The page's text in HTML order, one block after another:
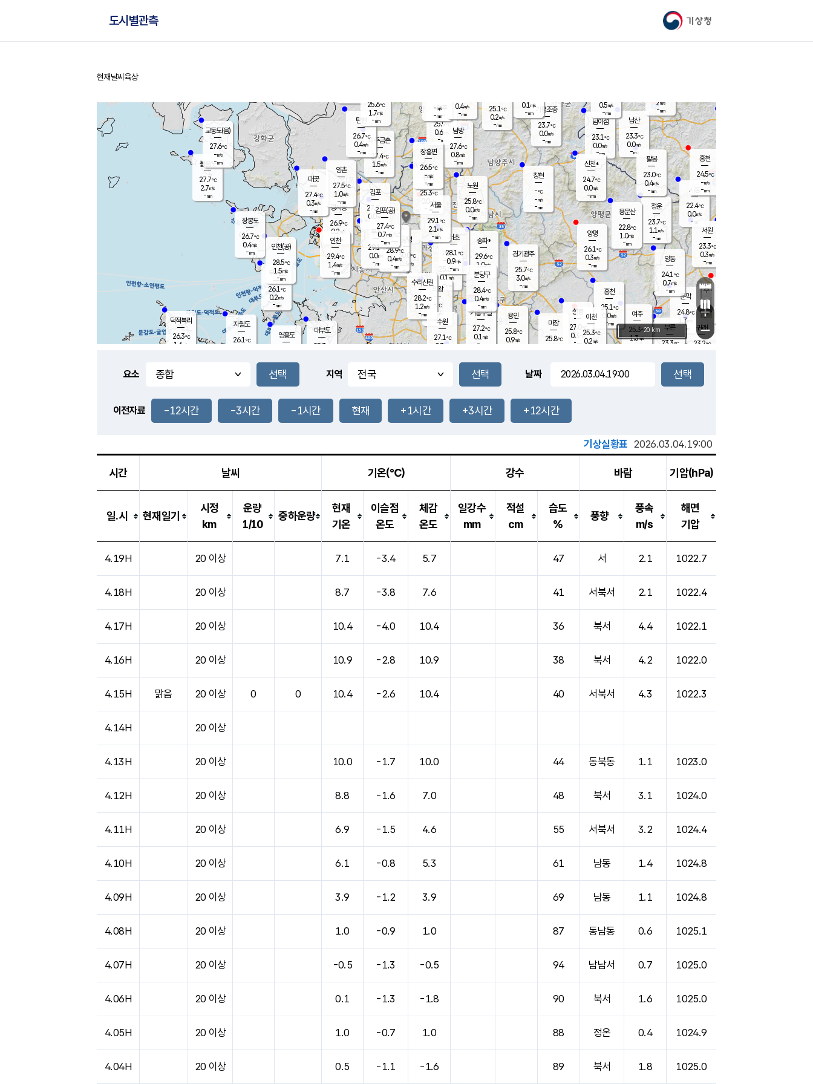
기상청
도시별관측
홈
현재날씨 육상
풍도
0.7m/s
문막
24.8℃
1.7m/s
mm
남이섬
23.1℃
0.0m/s
-mm
무의도
26.1℃
0.2m/s
-mm
영흥도
볼음도
27.7℃
2.7m/s
-mm
자월도
26.1℃
양주
25.9℃
0.6
-mm
부론
23.3℃
과천
25.6℃
0.1m/s
- mm
남산
23.3℃
0.0m/s
-mm
장봉도
26.7℃
0.4m/s
-mm
-mm
청운
23.7℃
1.1 m/s
-mm
팔봉
23.0℃
0.4m/s
-mm
-mm
용인
25.8℃
0.9m/s
여주
25.3℃
1.3m/s
양동
24.1℃
0.7m/s
-mm
경기광주
25.7℃
3.0m/s
-mm
장호원
0.5m/s
-mm
26.4
℃
대부도
25.3
-
경서동
26.9℃
0.2 m/s
-mm
파주금촌
27.4℃
1.5m/s
-mm
가평조종
23.7℃
0.0m/s
-mm
25.1℃
0.2m/s
-mm
대곶
27.4℃
0.3m/s
-mm
신천*
24.7℃
0.0m/s
-mm
창현
-℃
-m/s
-mm
탄현
26.7℃
0.4m/s
-mm
0.1 m/s
-mm
28.0℃
0.4m/s
-mm
흥천
25.1℃
0.0m/s
-mm
마장
25.8℃
의왕
- ℃
m/s
mm
김포
27.6℃
0.0 m/s
mm
설봉
27.0
0.3 m/s
- mm
광명
30.0
℃
0.3 m/s
-mm
부천
29.1℃
0.0m/s
-mm
-mm
양촌
27.5℃
1.0m/s
-mm
구로
28.9℃
0.4m/s
-mm
은평
25.3℃
0.0 m/s
- mm
노원
25.8℃
0.0m/s
-mm
송파*
29.6℃
1.0m/s
-mm
서초
28.1℃
0.9m/s
-mm
남방
27.6℃
0.8m/s
-mm
기흥구갈
27.2℃
0.1 m/s
-
수리산길
28.2℃
1.2m/s
-mm
분당구
28.4℃
0.4m/s
-mm
장흥면
26.5℃
-m/s
-mm
-m/s
-mm
시동
22.4℃
0.0m/s
- mm
귀래
23.2℃
서원
23.3℃
0.3m/s
-mm
용문산
22.8℃
1.0m/s
-mm
덕적북리
26.3℃
1.6 m/s
인천(공)
28.5℃
1.5m/s
-mm
김포(공)
27.4℃
0.7m/s
-mm
교동도(음)
27.6℃
-m/s
-mm
홍천
24.5℃
-m/s
-mm
이천
25.3℃
0.2m/s
양평
26.1℃
0.3m/s
-mm
수원
27.1℃
0.3 m/s
인천
29.4℃
1.4m/s
-mm
서울
29.1℃
2.1 m/s
-mm
2m/s
-mm
25.6℃
1.7m/s
-mm
0.4m/s
-mm
+
−
20 km
요소 지역 날짜
이전자료 -12시간 -3시간 -1시간 현재 +1시간 +3시간 +12시간
기상실황표 2026.03.04.19:00
시간 날씨 기온(℃) 강수 바람 기압(hPa)
일.시 현재일기
시정
km
운량
1/10
중하운량
현재
기온
이슬점
온도
체감
온도
일강수
mm
적설
cm
습도
%
풍향
풍속
m/s
해면
기압
4.19H 20 이상 7.1 -3.4 5.7 47 서 2.1 1022.7
4.18H 20 이상 8.7 -3.8 7.6 41 서북서 2.1 1022.4
4.17H 20 이상 10.4 -4.0 10.4 36 북서 4.4 1022.1
4.16H 20 이상 10.9 -2.8 10.9 38 북서 4.2 1022.0
4.15H 맑음 20 이상 0 0 10.4 -2.6 10.4 40 서북서 4.3 1022.3
4.14H 20 이상
4.13H 20 이상 10.0 -1.7 10.0 44 동북동 1.1 1023.0
4.12H 20 이상 8.8 -1.6 7.0 48 북서 3.1 1024.0
4.11H 20 이상 6.9 -1.5 4.6 55 서북서 3.2 1024.4
4.10H 20 이상 6.1 -0.8 5.3 61 남동 1.4 1024.8
4.09H 20 이상 3.9 -1.2 3.9 69 남동 1.1 1024.8
4.08H 20 이상 1.0 -0.9 1.0 87 동남동 0.6 1025.1
4.07H 20 이상 -0.5 -1.3 -0.5 94 남남서 0.7 1025.0
4.06H 20 이상 0.1 -1.3 -1.8 90 북서 1.6 1025.0
4.05H 20 이상 1.0 -0.7 1.0 88 정온 0.4 1024.9
4.04H 20 이상 0.5 -1.1 -1.6 89 북서 1.8 1025.0